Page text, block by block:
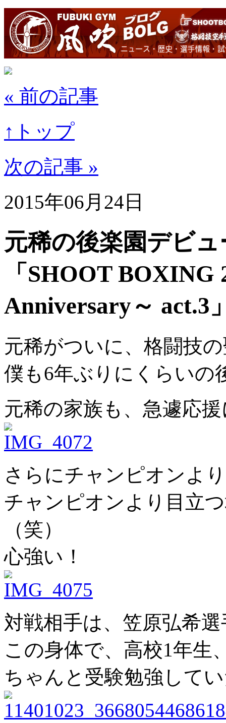
« 前の記事
↑トップ
次の記事 »
2015年06月24日
元稀の後楽園デビュ
「SHOOT BOXING
Anniversary～ act.3
元稀がついに、格闘技
僕も6年ぶりにくらいの
元稀の家族も、急遽応
さらにチャンピオンよ
チャンピオンより目立
（笑）
心強い！
対戦相手は、笠原弘希
この身体で、高校1年生
ちゃんと受験勉強して